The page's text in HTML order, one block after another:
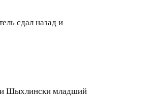
сдал назад и
и Шыхлински младший